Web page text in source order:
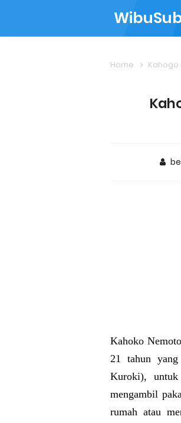
Home Kahogo
Kahoko
21 tahun
Kuroki), untuk
mengambil
rumah atau